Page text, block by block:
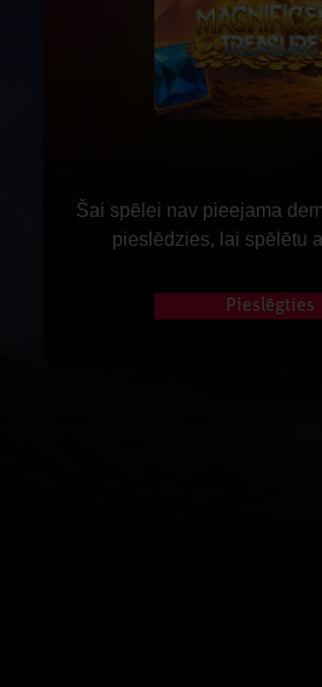
Šai spēlei nav pieejama
pieslēdzies, lai spēlētu
Pieslēgties